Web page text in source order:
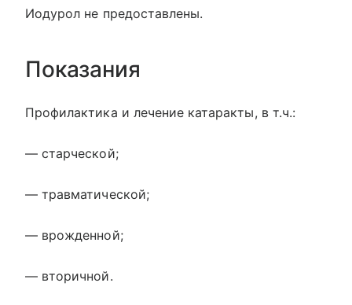
Иодурол не предоставлены.
Показания
Профилактика и лечение катаракты, в т.ч.:
— старческой;
— травматической;
— врожденной;
— вторичной.